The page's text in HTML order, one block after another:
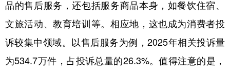
品的售后服务，还包括服务商品本身，如餐饮住宿、
文旅活动、教育培训等。相应地，这也成为消费者投
诉较集中领域。以售后服务为例，2025年相关投诉量
为534.7万件，占投诉总量的26.3%。值得注意的是，